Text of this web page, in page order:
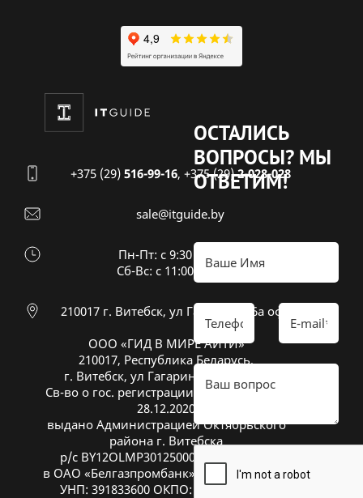
+375 (29) 516-99-16, +375 (29)2-028-028
sale@itguide.by
Пн-Пт: с 9:30 до 18:30
Cб-Вс: с 11:00 до 16:00
210017 г. Витебск, ул Гагарина 26а оф 20
ООО «ГИД В МИРЕ АЙТИ»
210017, Республика Беларусь,
г. Витебск, ул Гагарина 26А, оф. 20
Св-во о гос. регистрации № 391833600 от
28.12.2020
выдано Администрацией Октябрьского
района г. Витебска
р/с BY12OLMP30125000269700000933
в ОАО «Белгазпромбанк», код OLMPBY2X
УНП: 391833600 ОКПО: 504669272000
ОСТАЛИСЬ
ВОПРОСЫ? МЫ
ОТВЕТИМ!